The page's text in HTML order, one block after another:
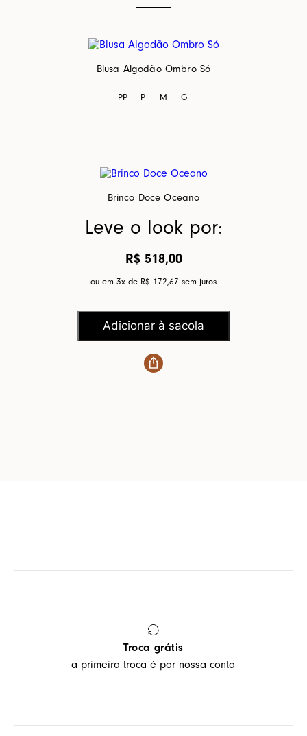
Blusa Algodão Ombro Só
PP P M G
Brinco Doce Oceano
Leve o look por:
R$ 518,00
ou em 3x de R$ 172,67 sem juros
Adicionar à sacola
Troca grátis
a primeira troca é por nossa conta